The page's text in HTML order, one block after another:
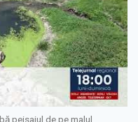
peisajul de pe malul